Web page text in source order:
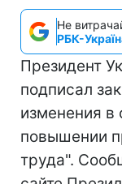
Не
РБК-
Президент
подписал
изменения в
повышении
труда".